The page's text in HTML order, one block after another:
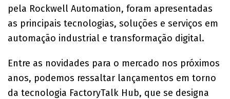
pela Rockwell Automation, foram apresentadas
as principais tecnologias, soluções e serviços em
automação industrial e transformação digital.
Entre as novidades para o mercado nos próximos
anos, podemos ressaltar lançamentos em torno
da tecnologia FactoryTalk Hub, que se designa